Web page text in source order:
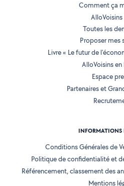
Comment ça
AlloVoisins
Toutes les
Proposer mes
Livre « Le futur de
AlloVoisins en
Espace
Partenaires et
INFORMATIONS
Conditions Générales de
Politique de confidentialité et
Référencement, classement des
Mentions